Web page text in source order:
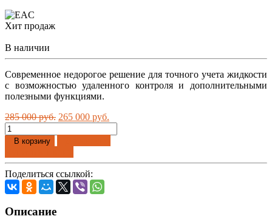
Хит продаж
В наличии
Современное недорогое решение для точного учета жидкости
с возможностью удаленного контроля и дополнительными
полезными функциями.
285 000 руб. 265 000 руб.
В корзину
Поделиться ссылкой:
Описание